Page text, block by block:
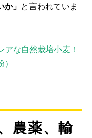
」 と言われていま
な自然栽培小麦！
農薬、輸